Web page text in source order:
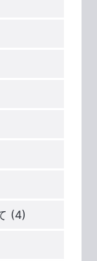
(4)